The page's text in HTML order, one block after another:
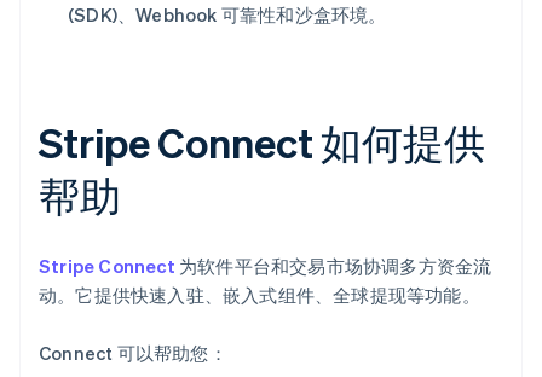
(SDK)、Webhook 可靠性和沙盒环境。
Stripe Connect 如何提供
帮助
Stripe Connect 为软件平台和交易市场协调多方资金流
动。它提供快速入驻、嵌入式组件、全球提现等功能。
Connect 可以帮助您：